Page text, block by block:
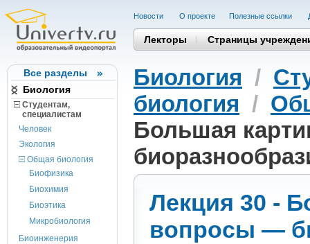
Все разделы
Биология
Студентам,
cпециалистам
Человек
Экология
Общая биология
Биофизика
Биохимия
Биоэтика
Микробиология
Биоинженерия
Новости О проекте Полезные cсылки
Лекторы Страницы
Биология /
биология /
Большая
Лекция 30 -
вопросы —